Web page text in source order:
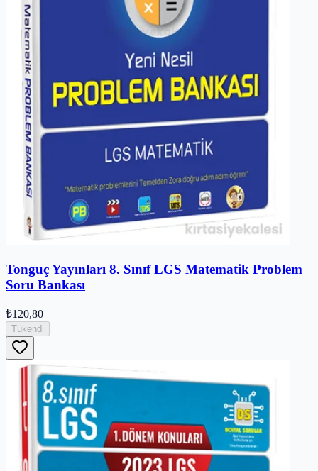
Tonguç Yayınları 8. Sınıf LGS Matematik Problem
Soru Bankası
₺120,80
Tükendi